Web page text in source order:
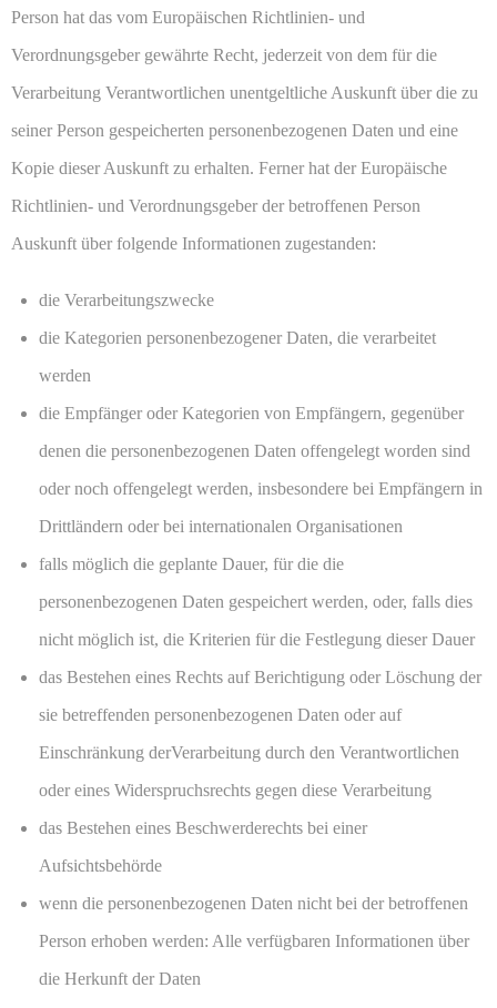
Person hat das vom Europäischen Richtlinien- und
Verordnungsgeber gewährte Recht, jederzeit von dem für die
Verarbeitung Verantwortlichen unentgeltliche Auskunft über die zu
seiner Person gespeicherten personenbezogenen Daten und eine
Kopie dieser Auskunft zu erhalten. Ferner hat der Europäische
Richtlinien- und Verordnungsgeber der betroffenen Person
Auskunft über folgende Informationen zugestanden:
die Verarbeitungszwecke
die Kategorien personenbezogener Daten, die verarbeitet
werden
die Empfänger oder Kategorien von Empfängern, gegenüber
denen die personenbezogenen Daten offengelegt worden sind
oder noch offengelegt werden, insbesondere bei Empfängern in
Drittländern oder bei internationalen Organisationen
falls möglich die geplante Dauer, für die die
personenbezogenen Daten gespeichert werden, oder, falls dies
nicht möglich ist, die Kriterien für die Festlegung dieser Dauer
das Bestehen eines Rechts auf Berichtigung oder Löschung der
sie betreffenden personenbezogenen Daten oder auf
Einschränkung derVerarbeitung durch den Verantwortlichen
oder eines Widerspruchsrechts gegen diese Verarbeitung
das Bestehen eines Beschwerderechts bei einer
Aufsichtsbehörde
wenn die personenbezogenen Daten nicht bei der betroffenen
Person erhoben werden: Alle verfügbaren Informationen über
die Herkunft der Daten